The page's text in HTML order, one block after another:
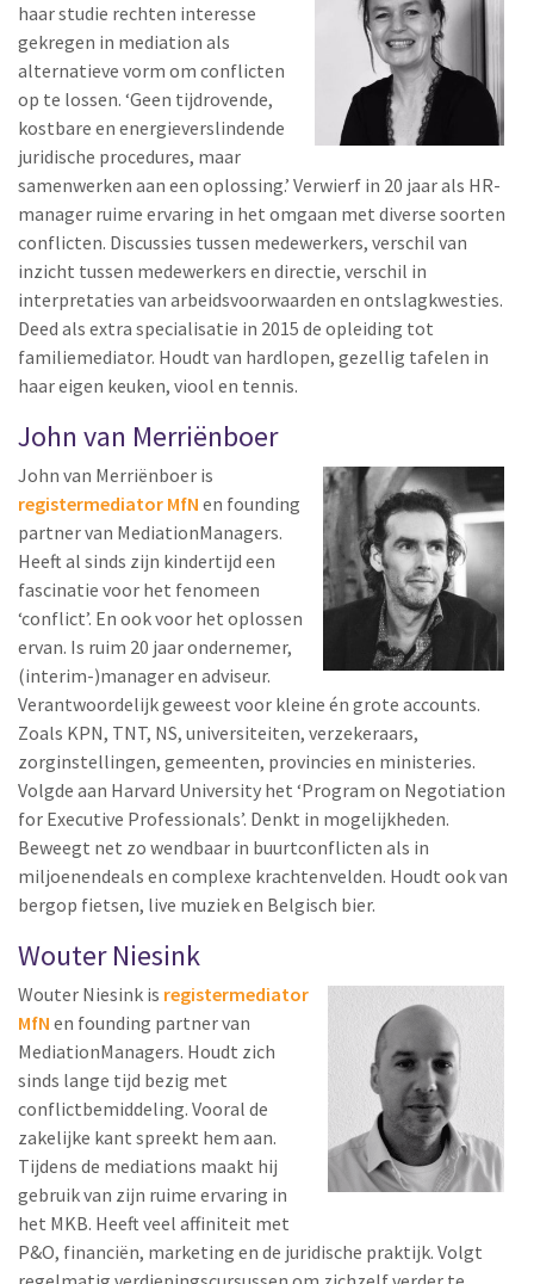
haar studie rechten interesse
gekregen in mediation als
alternatieve vorm om conflicten
op te lossen. ‘Geen tijdrovende,
kostbare en energieverslindende
juridische procedures, maar
samenwerken aan een oplossing.’ Verwierf in 20 jaar als HR-
manager ruime ervaring in het omgaan met diverse soorten
conflicten. Discussies tussen medewerkers, verschil van
inzicht tussen medewerkers en directie, verschil in
interpretaties van arbeidsvoorwaarden en ontslagkwesties.
Deed als extra specialisatie in 2015 de opleiding tot
familiemediator. Houdt van hardlopen, gezellig tafelen in
haar eigen keuken, viool en tennis.
John van Merriënboer
John van Merriënboer is
registermediator MfN en founding
partner van MediationManagers.
Heeft al sinds zijn kindertijd een
fascinatie voor het fenomeen
‘conflict’. En ook voor het oplossen
ervan. Is ruim 20 jaar ondernemer,
(interim-)manager en adviseur.
Verantwoordelijk geweest voor kleine én grote accounts.
Zoals KPN, TNT, NS, universiteiten, verzekeraars,
zorginstellingen, gemeenten, provincies en ministeries.
Volgde aan Harvard University het ‘Program on Negotiation
for Executive Professionals’. Denkt in mogelijkheden.
Beweegt net zo wendbaar in buurtconflicten als in
miljoenendeals en complexe krachtenvelden. Houdt ook van
bergop fietsen, live muziek en Belgisch bier.
Wouter Niesink
Wouter Niesink is registermediator
MfN en founding partner van
MediationManagers. Houdt zich
sinds lange tijd bezig met
conflictbemiddeling. Vooral de
zakelijke kant spreekt hem aan.
Tijdens de mediations maakt hij
gebruik van zijn ruime ervaring in
het MKB. Heeft veel affiniteit met
P&O, financiën, marketing en de juridische praktijk. Volgt